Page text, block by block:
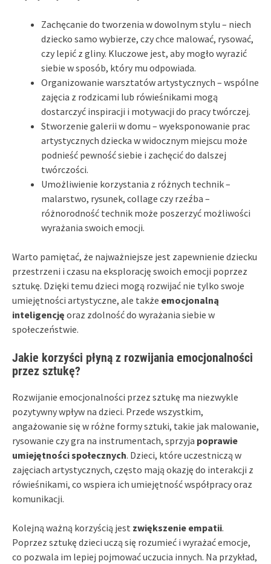
Zachęcanie do tworzenia w dowolnym stylu – niech
dziecko samo wybierze, czy chce malować, rysować,
czy lepić z gliny. Kluczowe jest, aby mogło wyrazić
siebie w sposób, który mu odpowiada.
Organizowanie warsztatów artystycznych – wspólne
zajęcia z rodzicami lub rówieśnikami mogą
dostarczyć inspiracji i motywacji do pracy twórczej.
Stworzenie galerii w domu – wyeksponowanie prac
artystycznych dziecka w widocznym miejscu może
podnieść pewność siebie i zachęcić do dalszej
twórczości.
Umożliwienie korzystania z różnych technik –
malarstwo, rysunek, collage czy rzeźba –
różnorodność technik może poszerzyć możliwości
wyrażania swoich emocji.
Warto pamiętać, że najważniejsze jest zapewnienie dziecku
przestrzeni i czasu na eksplorację swoich emocji poprzez
sztukę. Dzięki temu dzieci mogą rozwijać nie tylko swoje
umiejętności artystyczne, ale także emocjonalną
inteligencję oraz zdolność do wyrażania siebie w
społeczeństwie.
Jakie korzyści płyną z rozwijania emocjonalności
przez sztukę?
Rozwijanie emocjonalności przez sztukę ma niezwykle
pozytywny wpływ na dzieci. Przede wszystkim,
angażowanie się w różne formy sztuki, takie jak malowanie,
rysowanie czy gra na instrumentach, sprzyja poprawie
umiejętności społecznych. Dzieci, które uczestniczą w
zajęciach artystycznych, często mają okazję do interakcji z
rówieśnikami, co wspiera ich umiejętność współpracy oraz
komunikacji.
Kolejną ważną korzyścią jest zwiększenie empatii.
Poprzez sztukę dzieci uczą się rozumieć i wyrażać emocje,
co pozwala im lepiej pojmować uczucia innych. Na przykład,